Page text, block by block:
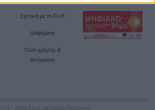
Σχετικά με το FLIX
Διαφήμιση
Όροι χρήσης &
Απόρρητο
- 2026 FLIX. All Rights Reserved.